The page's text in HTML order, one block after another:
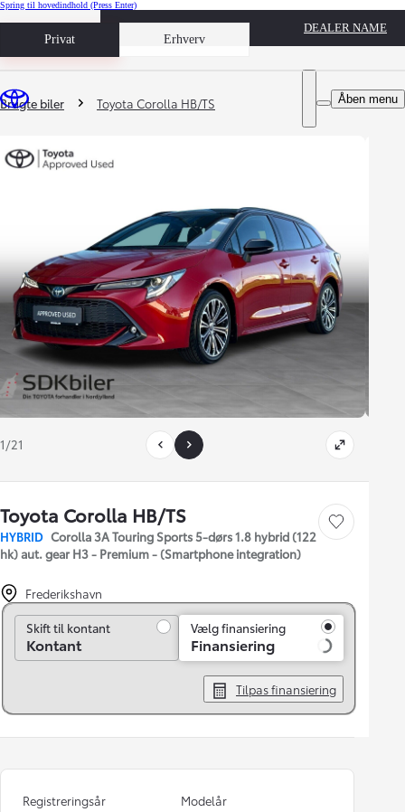
Spring til hovedindhold (Press Enter)
Privat Erhverv
Book prøvetur
DEALER NAME
Åben menu
Du er her
Brugte biler Toyota Corolla HB/TS
1/21
Toyota Corolla HB/TS
HYBRID Corolla 3A Touring Sports 5-dørs 1.8 hybrid (122
hk) aut. gear H3 - Premium - (Smartphone integration)
Gem bil
Frederikshavn
Skift til kontant
Skift til kontant
Kontant
Vælg finansiering
Finansiering
Tilpas finansiering
Registreringsår
Modelår